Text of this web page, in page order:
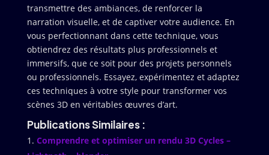
transmettre des ambiances, de renforcer la
narration visuelle, et de captiver votre audience. En
vous perfectionnant dans cette technique, vous
obtiendrez des résultats plus professionnels et
immersifs, que ce soit pour des projets personnels
ou professionnels. Essayez, expérimentez et adaptez
ces techniques à votre style pour transformer vos
scènes 3D en véritables œuvres d’art.
Publications Similaires :
Comprendre et optimiser un rendu 3D Cycles –